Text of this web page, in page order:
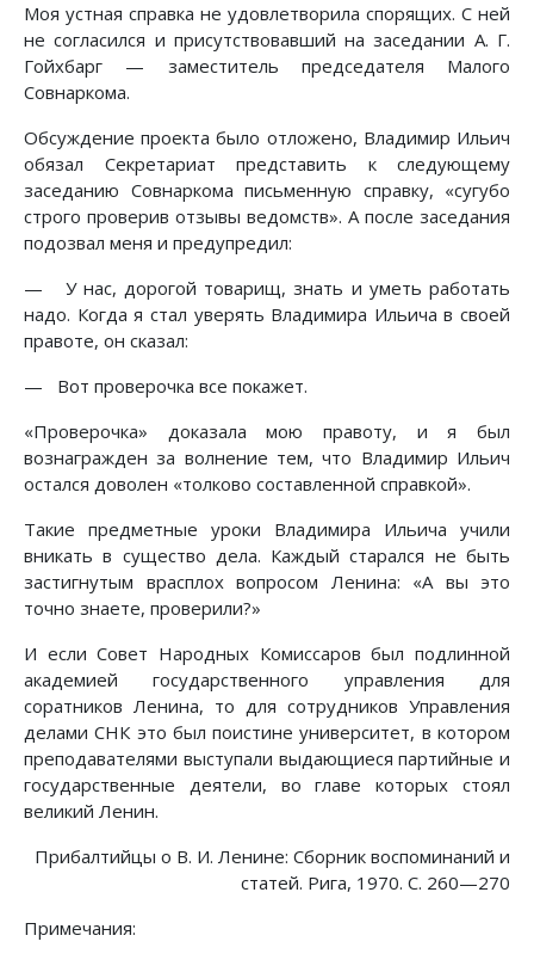
Моя устная справка не удовлетворила спорящих. С ней
не согласился и присутствовавший на заседании А. Г.
Гойхбарг — заместитель председателя Малого
Совнаркома.
Обсуждение проекта было отложено, Владимир Ильич
обязал Секретариат представить к следующему
заседанию Совнаркома письменную справку, «сугубо
строго проверив отзывы ведомств». А после заседания
подозвал меня и предупредил:
— У нас, дорогой товарищ, знать и уметь работать
надо. Когда я стал уверять Владимира Ильича в своей
правоте, он сказал:
— Вот проверочка все покажет.
«Проверочка» доказала мою правоту, и я был
вознагражден за волнение тем, что Владимир Ильич
остался доволен «толково составленной справкой».
Такие предметные уроки Владимира Ильича учили
вникать в существо дела. Каждый старался не быть
застигнутым врасплох вопросом Ленина: «А вы это
точно знаете, проверили?»
И если Совет Народных Комиссаров был подлинной
академией государственного управления для
соратников Ленина, то для сотрудников Управления
делами СНК это был поистине университет, в котором
преподавателями выступали выдающиеся партийные и
государственные деятели, во главе которых стоял
великий Ленин.
Прибалтийцы о В. И. Ленине: Сборник воспоминаний и
статей. Рига, 1970. С. 260—270
Примечания: